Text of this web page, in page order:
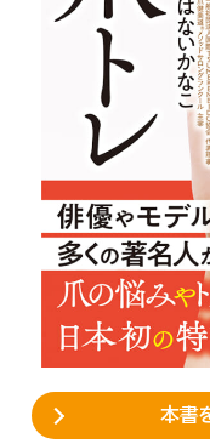
本書